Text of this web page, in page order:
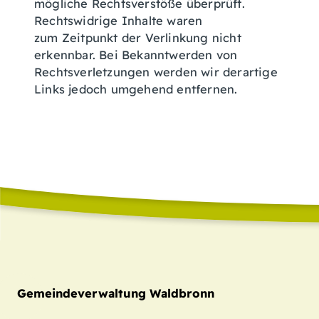
mögliche Rechtsverstöße überprüft.
Rechtswidrige Inhalte waren
zum Zeitpunkt der Verlinkung nicht
erkennbar. Bei Bekanntwerden von
Rechtsverletzungen werden wir derartige
Links jedoch umgehend entfernen.
Gemeindeverwaltung Waldbronn